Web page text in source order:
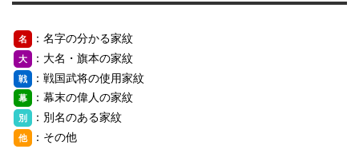
名 ：名字の分かる家紋
大 ：大名・旗本の家紋
戦 ：戦国武将の使用家紋
幕 ：幕末の偉人の家紋
別 ：別名のある家紋
他 ：その他